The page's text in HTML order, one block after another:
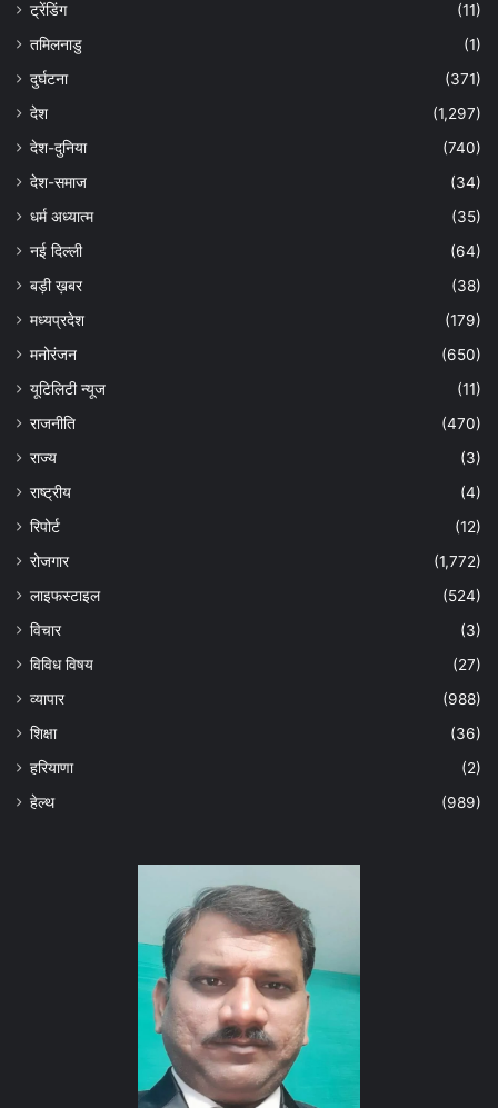
ट्रेंडिंग
(11)
तमिलनाडु
(1)
दुर्घटना
(371)
देश
(1,297)
देश-दुनिया
(740)
देश-समाज
(34)
धर्म अध्यात्म
(35)
नई दिल्ली
(64)
बड़ी ख़बर
(38)
मध्यप्रदेश
(179)
मनोरंजन
(650)
यूटिलिटी न्यूज
(11)
राजनीति
(470)
राज्य
(3)
राष्ट्रीय
(4)
रिपोर्ट
(12)
रोजगार
(1,772)
लाइफस्टाइल
(524)
विचार
(3)
विविध विषय
(27)
व्यापार
(988)
शिक्षा
(36)
हरियाणा
(2)
हेल्‍थ
(989)